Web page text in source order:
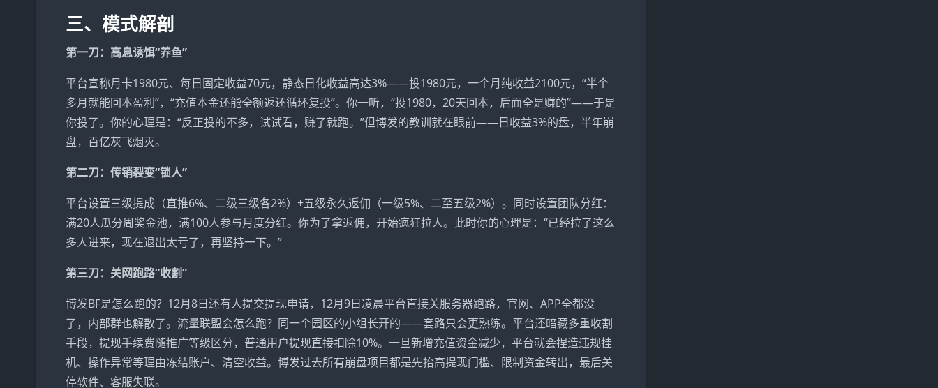
三、模式解剖
第一刀：高息诱饵“养鱼”
平台宣称月卡1980元、每日固定收益70元，静态日化收益高达3%——投1980元，一个月纯收益2100元，“半个
多月就能回本盈利”，“充值本金还能全额返还循环复投”。你一听，“投1980，20天回本，后面全是赚的”——于是
你投了。你的心理是：“反正投的不多，试试看，赚了就跑。”但博发的教训就在眼前——日收益3%的盘，半年崩
盘，百亿灰飞烟灭。
第二刀：传销裂变“锁人”
平台设置三级提成（直推6%、二级三级各2%）+五级永久返佣（一级5%、二至五级2%）。同时设置团队分红：
满20人瓜分周奖金池，满100人参与月度分红。你为了拿返佣，开始疯狂拉人。此时你的心理是：“已经拉了这么
多人进来，现在退出太亏了，再坚持一下。”
第三刀：关网跑路“收割”
博发BF是怎么跑的？12月8日还有人提交提现申请，12月9日凌晨平台直接关服务器跑路，官网、APP全都没
了，内部群也解散了。流量联盟会怎么跑？同一个园区的小组长开的——套路只会更熟练。平台还暗藏多重收割
手段，提现手续费随推广等级区分，普通用户提现直接扣除10%。一旦新增充值资金减少，平台就会捏造违规挂
机、操作异常等理由冻结账户、清空收益。博发过去所有崩盘项目都是先抬高提现门槛、限制资金转出，最后关
停软件、客服失联。